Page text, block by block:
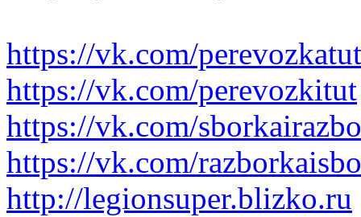
https://vk.com/perevozkatut
https://vk.com/perevozkitut
https://vk.com/
https://vk.com/
http://legionsuper.blizko.ru